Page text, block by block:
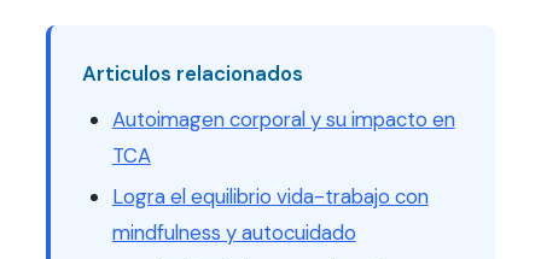
Articulos relacionados
Autoimagen corporal y su impacto en
TCA
Logra el equilibrio vida-trabajo con
mindfulness y autocuidado